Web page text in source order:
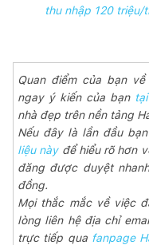
thu nhập 120 triệu/
Quan điểm của bạn
ngay ý kiến của bạn
nhà đẹp trên nền tảng
Nếu đây là lần đầu
liệu này để hiểu rõ hơn
đăng được duyệt
đồng.
Mọi thắc mắc về việc
lòng liên hệ địa chỉ
trực tiếp qua fanpage